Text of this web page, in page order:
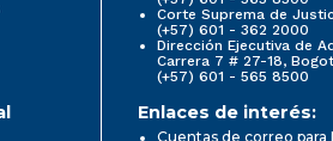
Corte Suprema de
(+57) 601 - 362 2000
Dirección Ejecutiva de
Carrera 7 # 27-18,
(+57) 601 - 565 8500
Enlaces de interés:
Cuentas de correo